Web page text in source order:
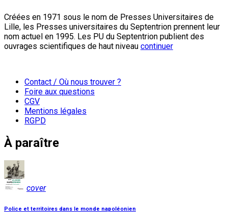
Créées en 1971 sous le nom de Presses Universitaires de
Lille, les Presses universitaires du Septentrion prennent leur
nom actuel en 1995. Les PU du Septentrion publient des
ouvrages scientifiques de haut niveau continuer
Contact / Où nous trouver ?
Foire aux questions
CGV
Mentions légales
RGPD
À paraître
cover
Police et territoires dans le monde napoléonien